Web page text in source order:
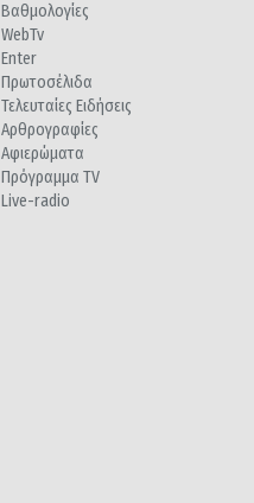
Βαθμολογίες
WebTv
Enter
Πρωτοσέλιδα
Τελευταίες Ειδήσεις
Αρθρογραφίες
Αφιερώματα
Πρόγραμμα TV
Live-radio